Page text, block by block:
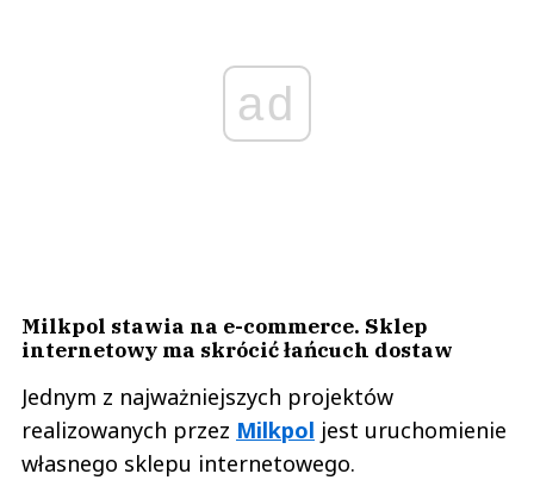
ad
Milkpol stawia na e-commerce. Sklep
internetowy ma skrócić łańcuch dostaw
Jednym z najważniejszych projektów
realizowanych przez Milkpol jest uruchomienie
własnego sklepu internetowego.